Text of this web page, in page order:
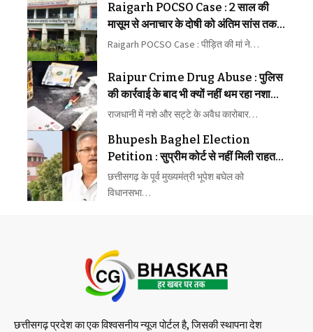
Raigarh POCSO Case : 2 साल की
मासूम से अनाचार के दोषी को अंतिम सांस तक
कारावास
Raigarh POCSO Case : पीड़ित की मां ने…
Raipur Crime Drug Abuse : पुलिस
की कार्रवाई के बाद भी क्यों नहीं थम रहा नशा
और सट्टे का कारोबार, लोगों ने उठाए बड़े
राजधानी में नशे और सट्टे के अवैध कारोबार…
Bhupesh Baghel Election
Petition : सुप्रीम कोर्ट से नहीं मिली राहत,
अब चुनाव याचिका पर आगे होगी सुनवाई
छत्तीसगढ़ के पूर्व मुख्यमंत्री भूपेश बघेल को
विधानसभा…
छत्तीसगढ़ प्रदेश का एक विश्वसनीय न्यूज पोर्टल है, जिसकी स्थापना देश